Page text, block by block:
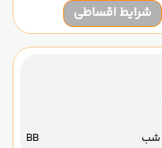
شرایط اقساطی
BB